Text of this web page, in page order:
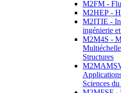
M2FM -
M2HEP -
M2ITIE -
ingénierie
M2M4S -
Structures
Sciences